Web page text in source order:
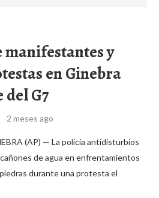
manifestantes y
en Ginebra
G7
2 meses ago
(AP) — La policía antidisturbios
de agua en enfrentamientos
durante una protesta el